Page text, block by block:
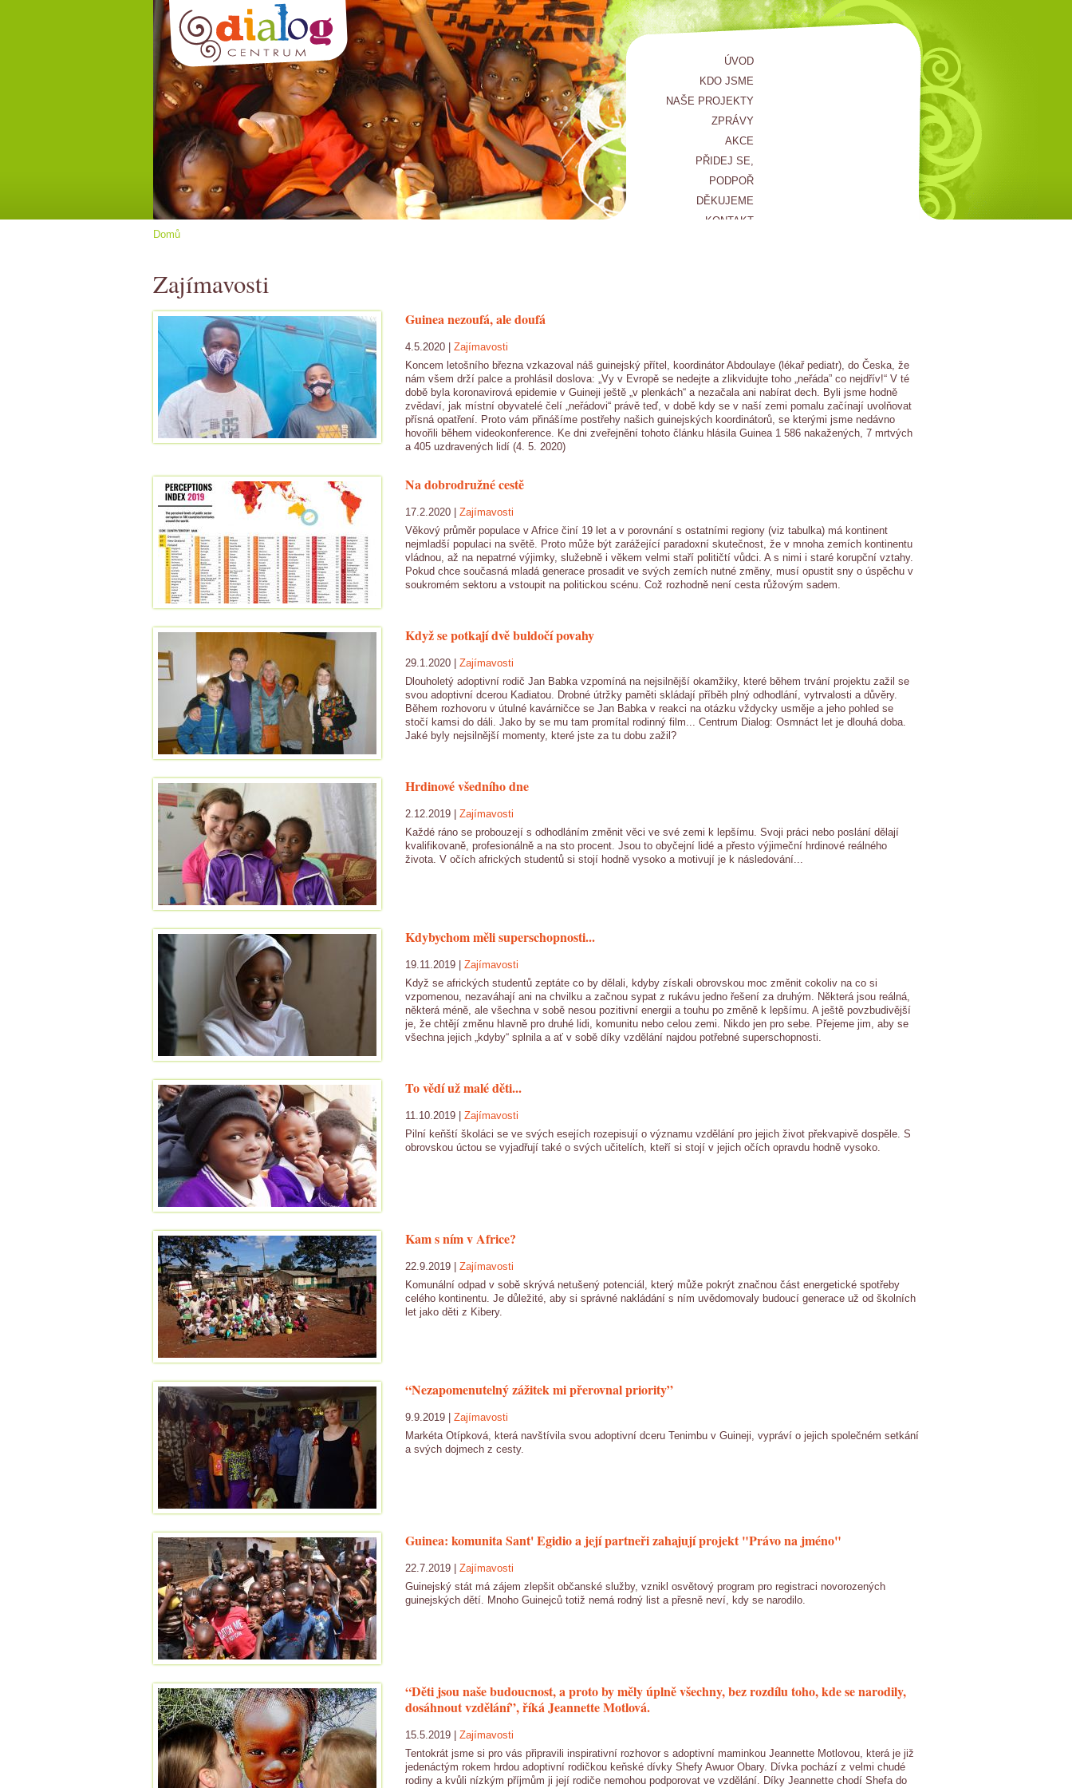
ÚVOD
KDO JSME
NAŠE PROJEKTY
ZPRÁVY
AKCE
PŘIDEJ SE,
PODPOŘ
DĚKUJEME
KONTAKT
Domů
Zajímavosti
Guinea nezoufá, ale doufá
4.5.2020 | Zajímavosti
Koncem letošního března vzkazoval náš guinejský přítel, koordinátor Abdoulaye (lékař pediatr), do Česka, že
nám všem drží palce a prohlásil doslova: „Vy v Evropě se nedejte a zlikvidujte toho „neřáda” co nejdřív!“ V té
době byla koronavirová epidemie v Guineji ještě „v plenkách“ a nezačala ani nabírat dech. Byli jsme hodně
zvědaví, jak místní obyvatelé čelí „neřádovi“ právě teď, v době kdy se v naší zemi pomalu začínají uvolňovat
přísná opatření. Proto vám přinášíme postřehy našich guinejských koordinátorů, se kterými jsme nedávno
hovořili během videokonference. Ke dni zveřejnění tohoto článku hlásila Guinea 1 586 nakažených, 7 mrtvých
a 405 uzdravených lidí (4. 5. 2020)
Na dobrodružné cestě
17.2.2020 | Zajímavosti
Věkový průměr populace v Africe činí 19 let a v porovnání s ostatními regiony (viz tabulka) má kontinent
nejmladší populaci na světě. Proto může být zarážející paradoxní skutečnost, že v mnoha zemích kontinentu
vládnou, až na nepatrné výjimky, služebně i věkem velmi staří političtí vůdci. A s nimi i staré korupční vztahy.
Pokud chce současná mladá generace prosadit ve svých zemích nutné změny, musí opustit sny o úspěchu v
soukromém sektoru a vstoupit na politickou scénu. Což rozhodně není cesta růžovým sadem.
Když se potkají dvě buldočí povahy
29.1.2020 | Zajímavosti
Dlouholetý adoptivní rodič Jan Babka vzpomíná na nejsilnější okamžiky, které během trvání projektu zažil se
svou adoptivní dcerou Kadiatou. Drobné útržky paměti skládají příběh plný odhodlání, vytrvalosti a důvěry.
Během rozhovoru v útulné kavárničce se Jan Babka v reakci na otázku vždycky usměje a jeho pohled se
stočí kamsi do dáli. Jako by se mu tam promítal rodinný film... Centrum Dialog: Osmnáct let je dlouhá doba.
Jaké byly nejsilnější momenty, které jste za tu dobu zažil?
Hrdinové všedního dne
2.12.2019 | Zajímavosti
Každé ráno se probouzejí s odhodláním změnit věci ve své zemi k lepšímu. Svoji práci nebo poslání dělají
kvalifikovaně, profesionálně a na sto procent. Jsou to obyčejní lidé a přesto výjimeční hrdinové reálného
života. V očích afrických studentů si stojí hodně vysoko a motivují je k následování...
Kdybychom měli superschopnosti...
19.11.2019 | Zajímavosti
Když se afrických studentů zeptáte co by dělali, kdyby získali obrovskou moc změnit cokoliv na co si
vzpomenou, nezaváhají ani na chvilku a začnou sypat z rukávu jedno řešení za druhým. Některá jsou reálná,
některá méně, ale všechna v sobě nesou pozitivní energii a touhu po změně k lepšímu. A ještě povzbudivější
je, že chtějí změnu hlavně pro druhé lidi, komunitu nebo celou zemi. Nikdo jen pro sebe. Přejeme jim, aby se
všechna jejich „kdyby“ splnila a ať v sobě díky vzdělání najdou potřebné superschopnosti.
To vědí už malé děti...
11.10.2019 | Zajímavosti
Pilní keňští školáci se ve svých esejích rozepisují o významu vzdělání pro jejich život překvapivě dospěle. S
obrovskou úctou se vyjadřují také o svých učitelích, kteří si stojí v jejich očích opravdu hodně vysoko.
Kam s ním v Africe?
22.9.2019 | Zajímavosti
Komunální odpad v sobě skrývá netušený potenciál, který může pokrýt značnou část energetické spotřeby
celého kontinentu. Je důležité, aby si správné nakládání s ním uvědomovaly budoucí generace už od školních
let jako děti z Kibery.
“Nezapomenutelný zážitek mi přerovnal priority”
9.9.2019 | Zajímavosti
Markéta Otípková, která navštívila svou adoptivní dceru Tenimbu v Guineji, vypráví o jejich společném setkání
a svých dojmech z cesty.
Guinea: komunita Sant' Egidio a její partneři zahajují projekt "Právo na jméno"
22.7.2019 | Zajímavosti
Guinejský stát má zájem zlepšit občanské služby, vznikl osvětový program pro registraci novorozených
guinejských dětí. Mnoho Guinejců totiž nemá rodný list a přesně neví, kdy se narodilo.
“Děti jsou naše budoucnost, a proto by měly úplně všechny, bez rozdílu toho, kde se narodily,
dosáhnout vzdělání”, říká Jeannette Motlová.
15.5.2019 | Zajímavosti
Tentokrát jsme si pro vás připravili inspirativní rozhovor s adoptivní maminkou Jeannette Motlovou, která je již
jedenáctým rokem hrdou adoptivní rodičkou keňské dívky Shefy Awuor Obary. Dívka pochází z velmi chudé
rodiny a kvůli nízkým příjmům ji její rodiče nemohou podporovat ve vzdělání. Díky Jeannette chodí Shefa do